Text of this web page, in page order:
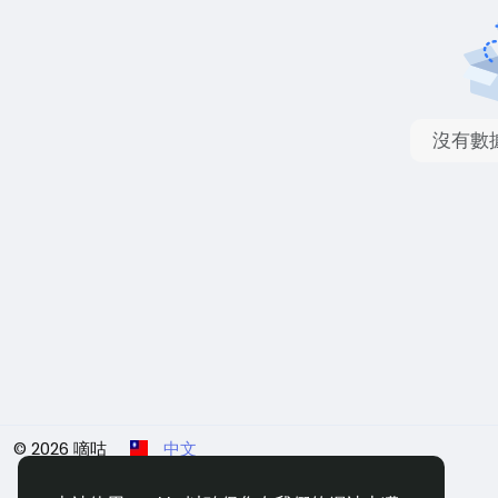
沒有數
© 2026 嘀咕 中文